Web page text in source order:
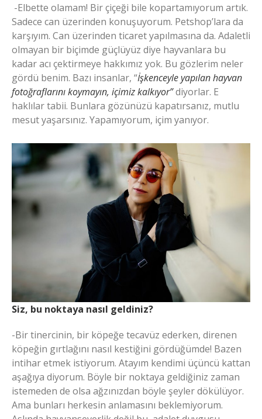
-Elbette olamam! Bir çiçeği bile kopartamıyorum artık.
Sadece can üzerinden konuşuyorum. Petshop’lara da
karşıyım. Can üzerinden ticaret yapılmasına da. Adaletli
olmayan bir biçimde güçlüyüz diye hayvanlara bu
kadar acı çektirmeye hakkımız yok. Bu gözlerim neler
gördü benim. Bazı insanlar, “İşkenceyle yapılan hayvan
fotoğraflarını koymayın, içimiz kalkıyor”diyorlar. E
haklılar tabii. Bunlara gözünüzü kapatırsanız, mutlu
mesut yaşarsınız. Yapamıyorum, içim yanıyor.
Siz, bu noktaya nasıl geldiniz?
-Bir tinercinin, bir köpeğe tecavüz ederken, direnen
köpeğin gırtlağını nasıl kestiğini gördüğümde! Bazen
intihar etmek istiyorum. Atayım kendimi üçüncü kattan
aşağıya diyorum. Böyle bir noktaya geldiğiniz zaman
istemeden de olsa ağzınızdan böyle şeyler dökülüyor.
Ama bunları herkesin anlamasını beklemiyorum.